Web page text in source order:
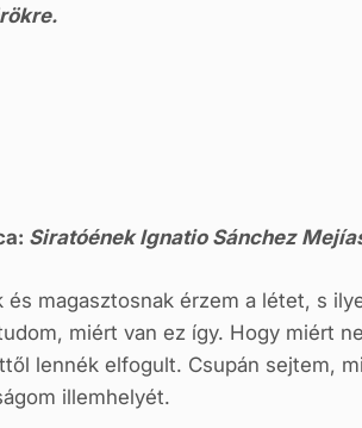
Siratóének Ignatio Sánchez
magasztosnak érzem a létet, s
miért van ez így. Hogy miért
lennék elfogult. Csupán sejtem,
illemhelyét.